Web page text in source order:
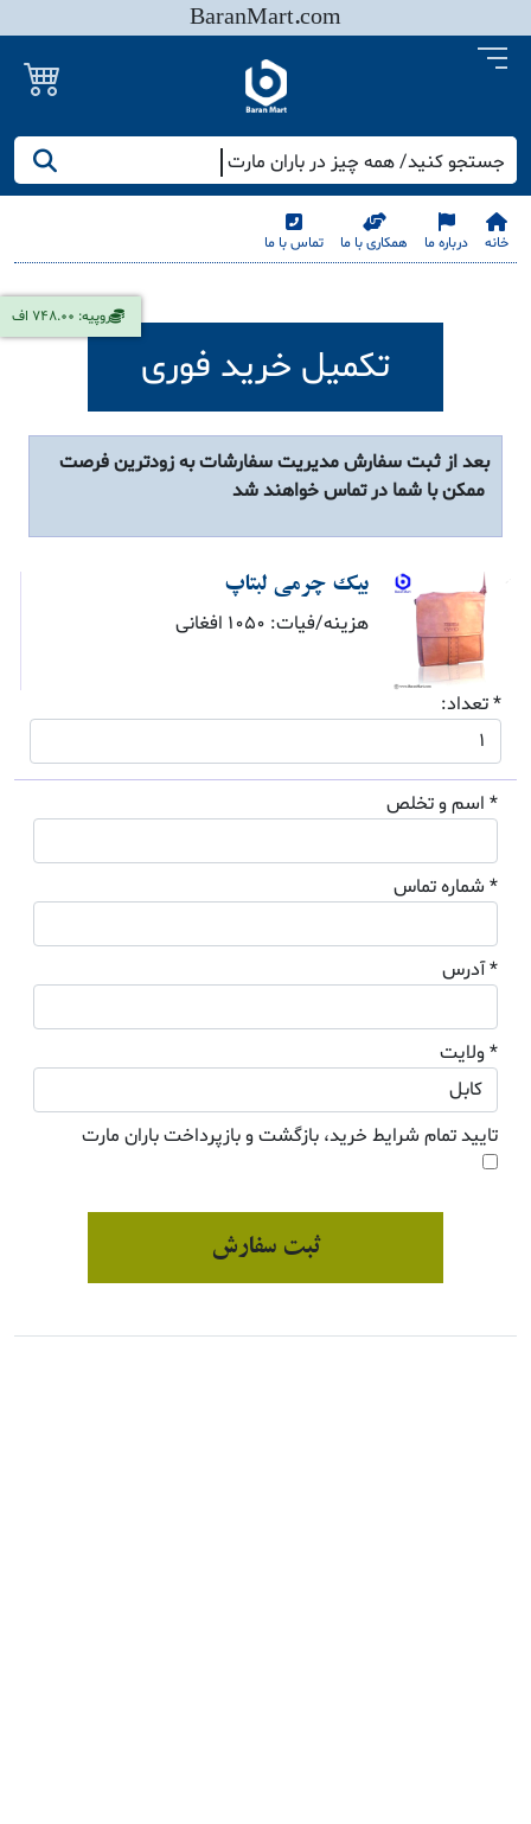
BaranMart.com
جستجو کنید/ همه چیز در باران مارت
خانه درباره ما همکاری با ما تماس با ما
روپیه: 748.00 اف
تکمیل خرید فوری
بعد از ثبت سفارش مدیریت سفارشات به زودترین فرصت
ممکن با شما در تماس خواهند شد
بیک چرمی لبتاپ
هزینه/فیات: 1050 افغانی
* تعداد:
* اسم و تخلص
* شماره تماس
* آدرس
* ولایت
تایید تمام شرایط خرید، بازگشت و بازپرداخت باران مارت
ثبت سفارش